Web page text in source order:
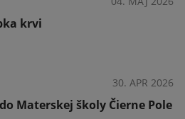
krvi
30. APR 2026
Materskej školy Čierne Pole